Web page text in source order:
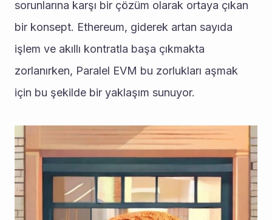
sorunlarına karşı bir çözüm olarak ortaya çıkan
bir konsept. Ethereum, giderek artan sayıda
işlem ve akıllı kontratla başa çıkmakta
zorlanırken, Paralel EVM bu zorlukları aşmak
için bu şekilde bir yaklaşım sunuyor.